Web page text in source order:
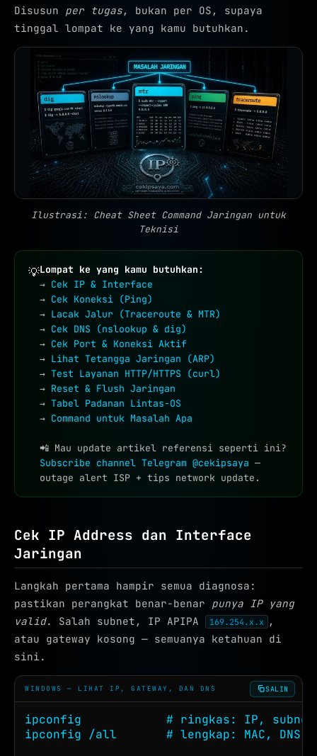
Disusun per tugas, bukan per OS, supaya
tinggal lompat ke yang kamu butuhkan.
Ilustrasi: Cheat Sheet Command Jaringan untuk
Teknisi
💡Lompat ke yang kamu butuhkan:
→ Cek IP & Interface
→ Cek Koneksi (Ping)
→ Lacak Jalur (Traceroute & MTR)
→ Cek DNS (nslookup & dig)
→ Cek Port & Koneksi Aktif
→ Lihat Tetangga Jaringan (ARP)
→Test Layanan HTTP/HTTPS (curl)
→ Reset & Flush Jaringan
→Tabel Padanan Lintas-OS
→ Command untuk Masalah Apa
📲 Mau update artikel referensi seperti ini?
Subscribe channel Telegram @cekipsaya —
outage alert ISP + tips network update.
Cek IP Address dan Interface
Jaringan
Langkah pertama hampir semua diagnosa:
pastikan perangkat benar-benar punya IP yang
valid. Salah subnet, IP APIPA 169.254.x.x
,
atau gateway kosong — semuanya ketahuan di
sini.
WINDOWS — LIHAT IP, GATEWAY, DAN DNS SALIN
ipconfig            # ringkas: IP, subnet,
ipconfig /all       # lengkap: MAC, DNS,